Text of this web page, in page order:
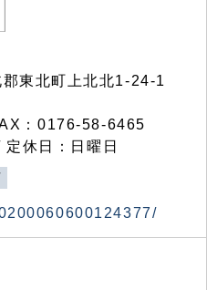
東北町上北北1-24-1
：0176-58-6465
休日：日曜日